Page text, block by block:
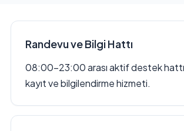
Randevu ve Bilgi Hattı
08:00–23:00 arası aktif destek
kayıt ve bilgilendirme hizmeti.